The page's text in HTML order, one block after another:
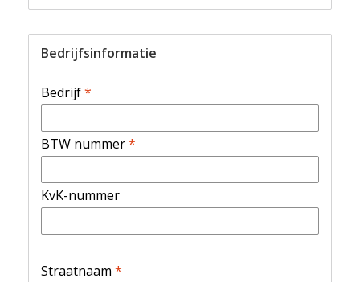
Bedrijfsinformatie
Bedrijf*
BTW nummer*
KvK-nummer
Straatnaam *